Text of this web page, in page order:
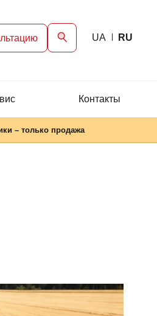
UA RU
Контакты
– только продажа